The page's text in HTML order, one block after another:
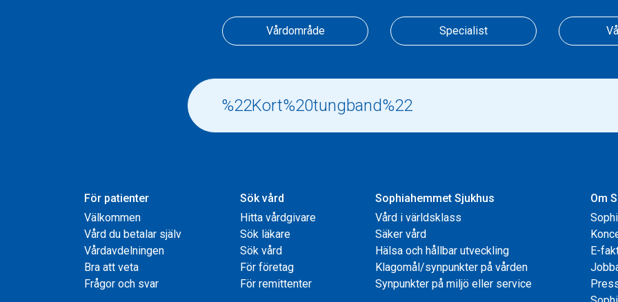
Vårdområde Specialist
För patienter
Välkommen
Vård du betalar själv
Vårdavdelningen
Bra att veta
Frågor och svar
Sök vård
Hitta vårdgivare
Sök läkare
Sök vård
För företag
För remittenter
Sophiahemmet Sjukhus
Vård i världsklass
Säker vård
Hälsa och hållbar utveckling
Klagomål/synpunkter på vården
Synpunkter på miljö eller service
Om
E-